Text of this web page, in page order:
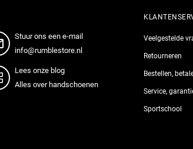
Stuur ons een e-mail
info@rumblestore.nl
Lees onze blog
Alles over handschoenen
Veelgestelde
Retourneren
Bestellen,
Service,
Sportschool